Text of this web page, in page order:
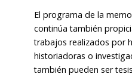
El programa de la
continúa también
trabajos realizados por
historiadoras o
también pueden ser